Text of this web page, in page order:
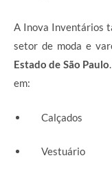
A Inova Inventários
setor de moda e
Estado de São Paulo
em:
Calçados
Vestuário